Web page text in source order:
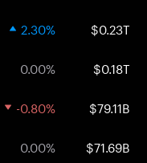
2.30% $0.23T
0.00% $0.18T
-0.80% $79.11B
0.00% $71.69B